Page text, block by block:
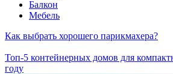
Балкон
Мебель
Как выбрать хорошего парикмахера?
Топ-5 контейнерных домов для
году